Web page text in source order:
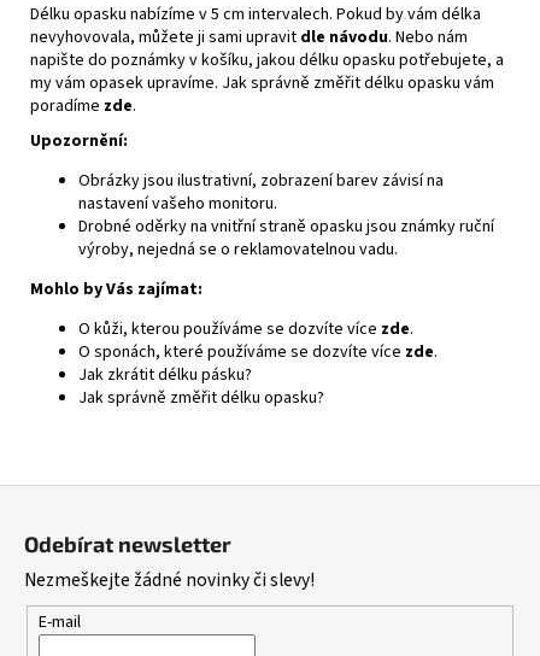
Délku opasku nabízíme v 5 cm intervalech. Pokud by vám délka
nevyhovovala, můžete ji sami upravit dle návodu. Nebo nám
napište do poznámky v košíku, jakou délku opasku potřebujete, a
my vám opasek upravíme. Jak správně změřit délku opasku vám
poradíme zde.
Upozornění:
Obrázky jsou ilustrativní, zobrazení barev závisí na
nastavení vašeho monitoru.
Drobné oděrky na vnitřní straně opasku jsou známky ruční
výroby, nejedná se o reklamovatelnou vadu.
Mohlo by Vás zajímat:
O kůži, kterou používáme se dozvíte více zde.
O sponách, které používáme se dozvíte více zde.
Jak zkrátit délku pásku?
Jak správně změřit délku opasku?
Odebírat newsletter
Nezmeškejte žádné novinky či slevy!
E-mail